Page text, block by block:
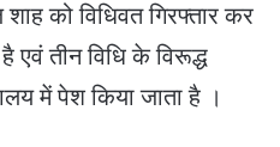
को विधिवत गिरफ्तार कर
एवं तीन विधि के विरूद्ध
में पेश किया जाता है ।